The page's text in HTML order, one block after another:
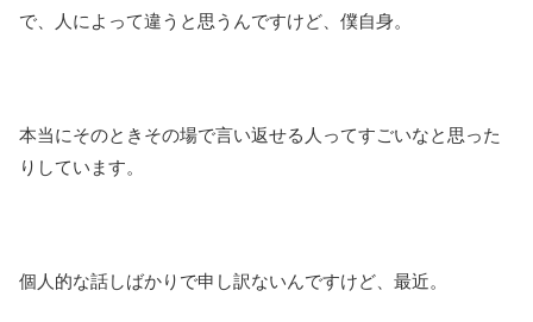
で、人によって違うと思うんですけど、僕自身。
本当にそのときその場で言い返せる人ってすごいなと思った
りしています。
個人的な話しばかりで申し訳ないんですけど、最近。